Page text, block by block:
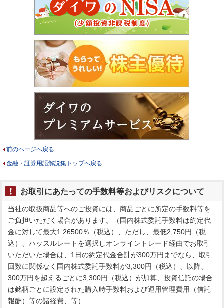
前のページへ戻る
金融・証券用語解説集トップへ戻る
お取引にあたっての手数料等およびリスクについて
当社の取扱商品等へのご投資には、商品ごとに所定の手数料等を
ご負担いただく場合があります。（国内株式委託手数料は約定代
金に対して最大1.26500％（税込）、ただし、最低2,750円（税
込）、ハッスルレートを選択しオンライントレード経由でお取引
いただいた場合は、1日の約定代金合計が300万円までなら、取引
回数に関係なく国内株式委託手数料が3,300円（税込）、以降、
300万円を超えるごとに3,300円（税込）が加算、投資信託の場合
は銘柄ごとに設定された購入時手数料および運用管理費用（信託
報酬）等の諸経費、等）